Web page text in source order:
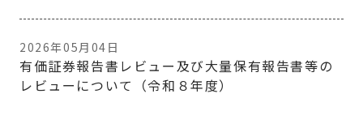
2026年05月04日
有価証券報告書レビュー及び大量保有報告書等の
レビューについて（令和８年度）